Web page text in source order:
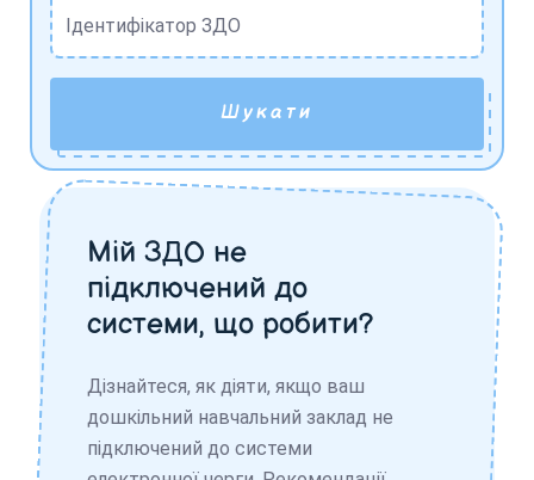
Ідентифікатор ЗДО
Шукати
Мій ЗДО не
підключений до
системи, що робити?
Дізнайтеся, як діяти, якщо ваш
дошкільний навчальний заклад не
підключений до системи